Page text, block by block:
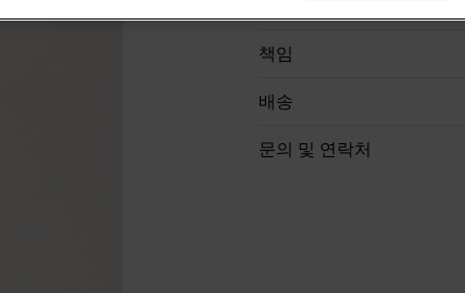
상품 세부 정보
책임
배송
문의 및 연락처